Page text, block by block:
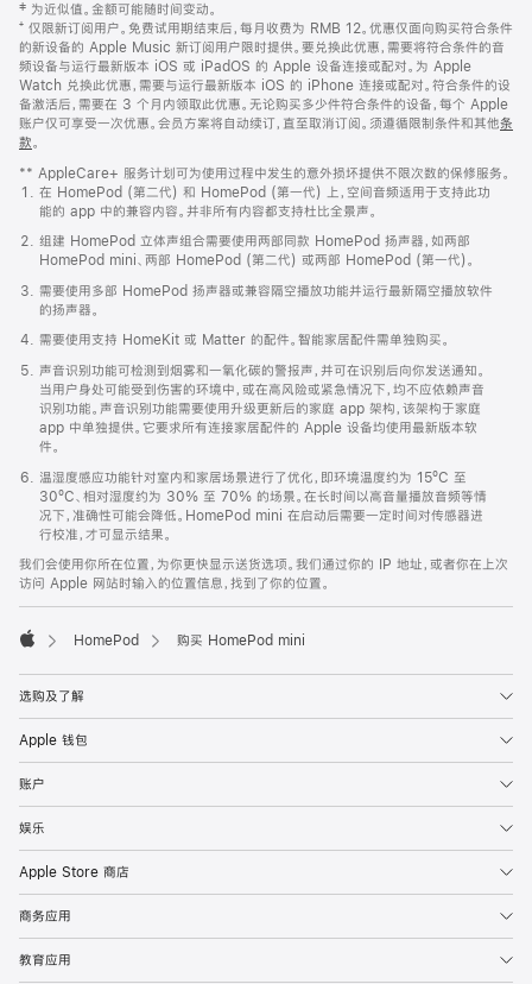
页
页
脚
注
‡ 为近似值。金额可能随时间变动。
⁺ 仅限新订阅用户。免费试用期结束后，每月收费为 RMB 12。优惠仅面向购买符合条件
的新设备的 Apple Music 新订阅用户限时提供。要兑换此优惠，需要将符合条件的音
频设备与运行最新版本 iOS 或 iPadOS 的 Apple 设备连接或配对。为 Apple
Watch 兑换此优惠，需要与运行最新版本 iOS 的 iPhone 连接或配对。符合条件的设
备激活后，需要在 3 个月内领取此优惠。无论购买多少件符合条件的设备，每个 Apple
账户仅可享受一次优惠。会员方案将自动续订，直至取消订阅。须遵循限制条件和其他条
款。
窗
口
中
打
开)
** AppleCare+ 服务计划可为使用过程中发生的意外损坏提供不限次数的保修服务。
在 HomePod (第二代) 和 HomePod (第一代) 上，空间音频适用于支持此功
能的 app 中的兼容内容。并非所有内容都支持杜比全景声。
组建 HomePod 立体声组合需要使用两部同款 HomePod 扬声器，如两部
HomePod mini、两部 HomePod (第二代) 或两部 HomePod (第一代)。
需要使用多部 HomePod 扬声器或兼容隔空播放功能并运行最新隔空播放软件
的扬声器。
需要使用支持 HomeKit 或 Matter 的配件。智能家居配件需单独购买。
声音识别功能可检测到烟雾和一氧化碳的警报声，并可在识别后向你发送通知。
当用户身处可能受到伤害的环境中，或在高风险或紧急情况下，均不应依赖声音
识别功能。声音识别功能需要使用升级更新后的家庭 app 架构，该架构于家庭
app 中单独提供。它要求所有连接家居配件的 Apple 设备均使用最新版本软
件。
温湿度感应功能针对室内和家居场景进行了优化，即环境温度约为 15ºC 至
30ºC、相对湿度约为 30% 至 70% 的场景。在长时间以高音量播放音频等情
况下，准确性可能会降低。HomePod mini 在启动后需要一定时间对传感器进
行校准，才可显示结果。
我们会使用你所在位置，为你更快显示送货选项。我们通过你的 IP 地址，或者你在上次
访问 Apple 网站时输入的位置信息，找到了你的位置。
HomePod 购买 HomePod mini
选购及了解
Apple 钱包
账户
娱乐
Apple Store 商店
商务应用
教育应用